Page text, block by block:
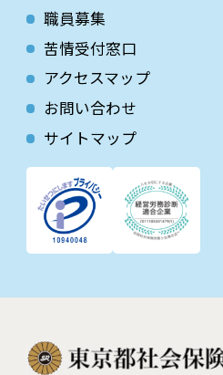
職員募集
苦情受付窓口
アクセスマップ
お問い合わせ
サイトマップ